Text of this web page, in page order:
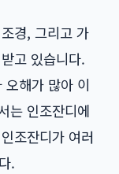
경, 그리고 가
고 있습니다.
해가 많아 이
는 인조잔디에
조잔디가 여러
.